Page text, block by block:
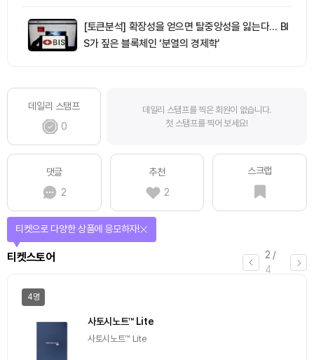
[토큰분석] 확장성을 얻으면 탈중앙성을 잃는다… BI
S가 짚은 블록체인 ‘분열의 경제학’
데일리 스탬프
0
데일리 스탬프를 찍은 회원이 없습니다.
첫 스탬프를 찍어 보세요!
댓글
2
추천
2
스크랩
3 /
4
에어드랍
선물이 쏟아지는 에어드랍 이벤트!
일반
[Episode 12] IXO™2024 참여하고, 2억원 상당 에어
드랍 받자!